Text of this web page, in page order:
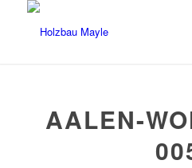
AALEN-